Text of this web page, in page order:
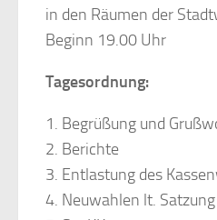
in den Räumen der
Beginn 19.00 Uhr
Tagesordnung:
1. Begrüßung und
2. Berichte
3. Entlastung des
4. Neuwahlen lt. Satzung